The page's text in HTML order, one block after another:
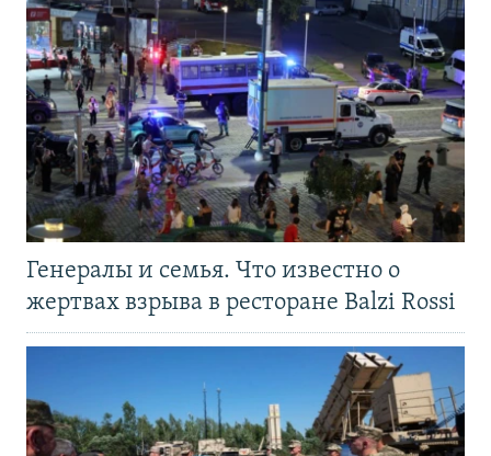
Генералы и семья. Что известно о
жертвах взрыва в ресторане Balzi Rossi